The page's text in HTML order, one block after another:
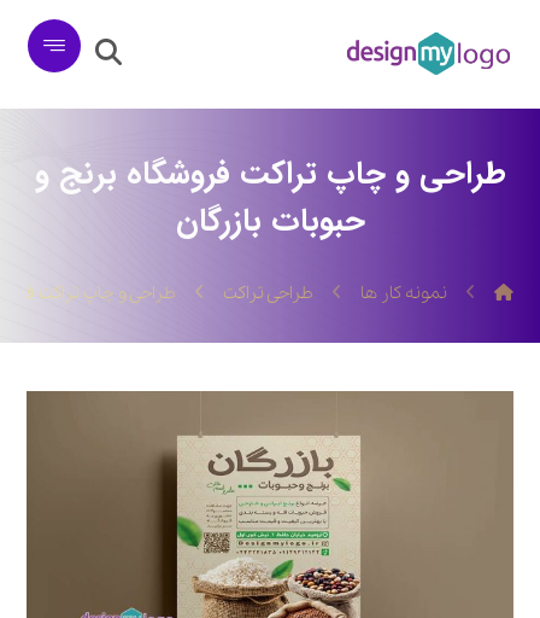
طراحی و چاپ تراکت فروشگاه برنج و
حبوبات بازرگان
نمونه کار ها طراحی تراکت طراحی و چاپ تراکت